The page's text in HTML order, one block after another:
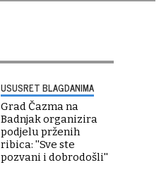
USUSRET BLAGDANIMA
Grad Čazma na
Badnjak organizira
podjelu prženih
ribica: ''Sve ste
pozvani i dobrodošli''